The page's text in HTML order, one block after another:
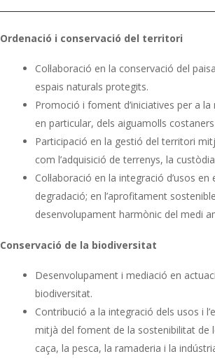
Ordenació i conservació del territori
Col·laboració en la conservació del
espais naturals protegits.
Promoció i foment d’iniciatives per a
en particular, dels aiguamolls
Participació en la gestió del territori
com l’adquisició de terrenys, la
Col·laboració en la integració d’usos
degradació; en l’aprofitament
desenvolupament harmònic del medi
Conservació de la biodiversitat
Desenvolupament i mediació en
biodiversitat.
Contribució a la integració dels usos i
mitjà del foment de la sostenibilitat de
caça, la pesca, la ramaderia i la